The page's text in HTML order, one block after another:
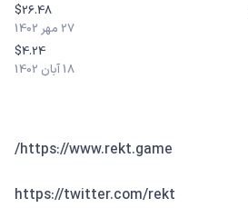
$26.48
27 مهر 1402
$4.24
18 آبان 1402
https://www.rekt.game/
https://twitter.com/rekt